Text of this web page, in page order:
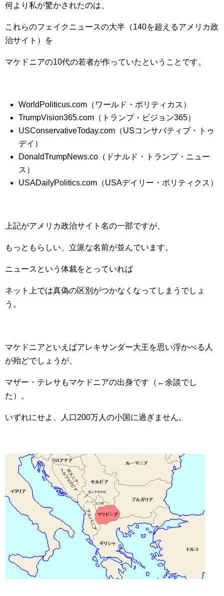
何より私が驚かされたのは、
これらのフェイクニュースの大半（140を超えるアメリカ政
治サイト）を
マケドニアの10代の若者が作っていたということです。
WorldPoliticus.com（ワールド・ポリティカス）
TrumpVision365.com（トランプ・ビジョン365）
USConservativeToday.com（USコンサバティブ・トゥ
デイ）
DonaldTrumpNews.co（ドナルド・トランプ・ニュー
ス）
USADailyPolitics.com（USAデイリー・ポリティクス）
上記がアメリカ政治サイト名の一部ですが、
もっともらしい、立派な名前が並んでいます。
ニュースという体裁をとっていれば
ネット上では真偽の区別がつかなくなってしまうでしょ
う。
マケドニアといえばアレキサンダー大王を思い浮かべる人
が殆どでしょうが、
マザー・テレサもマケドニアの出身です（←余談でし
た）。
いずれにせよ、人口200万人の小国に過ぎません。